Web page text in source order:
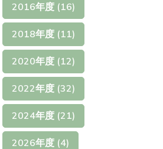
2016年度 (16)
2018年度 (11)
2020年度 (12)
2022年度 (32)
2024年度 (21)
2026年度 (4)